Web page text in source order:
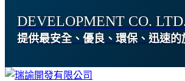
DEVELOPMENT CO.
提供最安全、優良、環保、迅速的